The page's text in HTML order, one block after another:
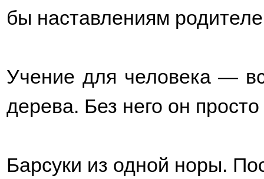
бы наставлениям
Учение для человека —
дерева. Без него он
Барсуки из одной норы.